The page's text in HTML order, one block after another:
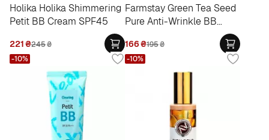
Holika Holika Shimmering
Petit BB Cream SPF45
221₴245₴
Farmstay Green Tea Seed
Pure Anti-Wrinkle BB
166₴195₴
-10% -10%